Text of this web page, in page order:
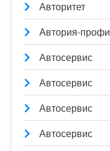
Авторитет
Автория-профи
Автосервис
Автосервис
Автосервис
Автосервис